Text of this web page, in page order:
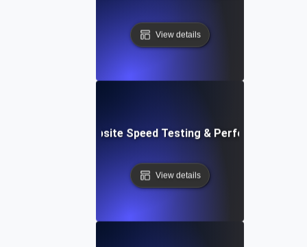
View details
In-Browser Website Speed Testing & Performance
View details